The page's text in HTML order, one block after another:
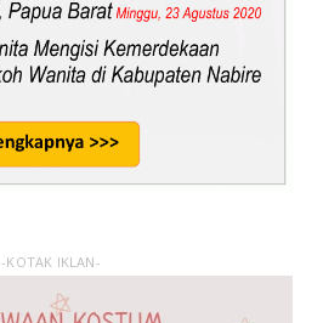
-KOTAK IKLAN-